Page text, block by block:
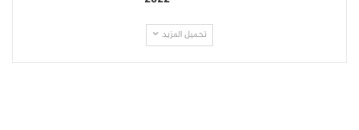
تحميل المزيد